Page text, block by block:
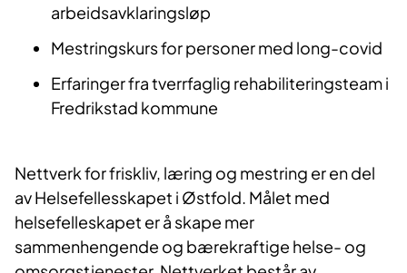
arbeidsavklaringsløp
Mestringskurs for personer med long-covid
Erfaringer fra tverrfaglig rehabiliteringsteam i
Fredrikstad kommune
Nettverk for friskliv, læring og mestring er en del
av Helsefellesskapet i Østfold. Målet med
helsefelleskapet er å skape mer
sammenhengende og bærekraftige helse- og